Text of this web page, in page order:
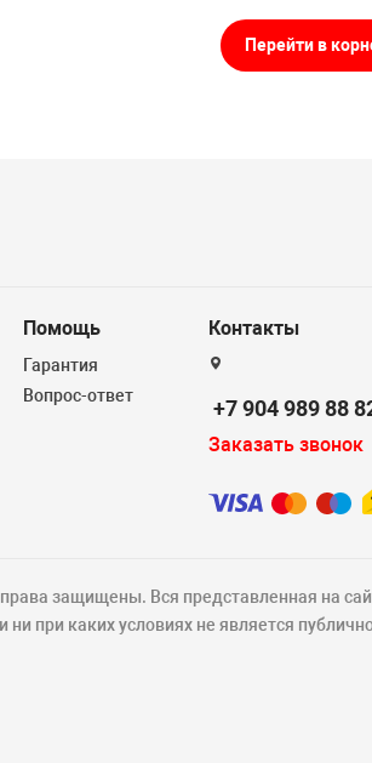
Перейти в
Помощь
Гарантия
Вопрос-ответ
Контакты
+7 904 989 88
Заказать звонок
защищены. Вся представленная на
при каких условиях не является